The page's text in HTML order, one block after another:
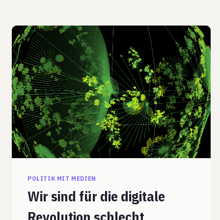
POLITIK MIT MEDIEN
Wir sind für die digitale